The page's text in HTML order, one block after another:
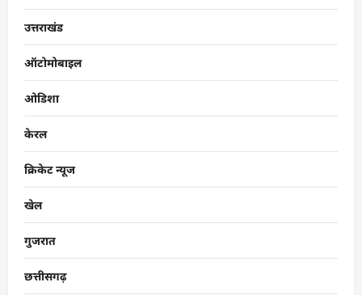
उत्तराखंड
ऑटोमोबाइल
ओडिशा
केरल
क्रिकेट न्यूज
खेल
गुजरात
छत्तीसगढ़